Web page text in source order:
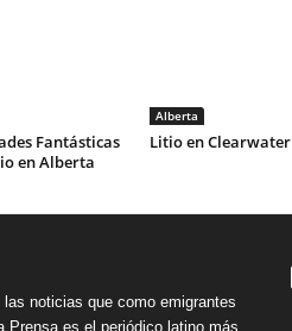
Fantásticas
en Alberta
Alberta
Litio en Clearwater
las noticias que como emigrantes
Prensa es el periódico latino más